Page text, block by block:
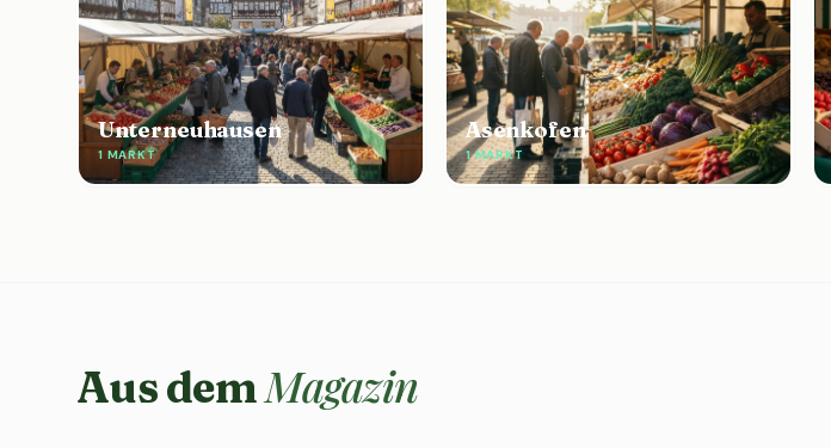
Unterneuhausen
1 MARKT
Asenkofen
1 MARKT
Aus demMagazin